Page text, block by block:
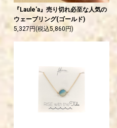
『Laule'a』売り切れ必至な人気の
ウェーブリング(ゴールド)
5,327円(税込5,860円)